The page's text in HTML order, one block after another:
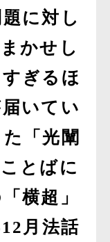
に対し
かせし
ぎるほ
いてい
「光闡
とばに
横超」
月法話